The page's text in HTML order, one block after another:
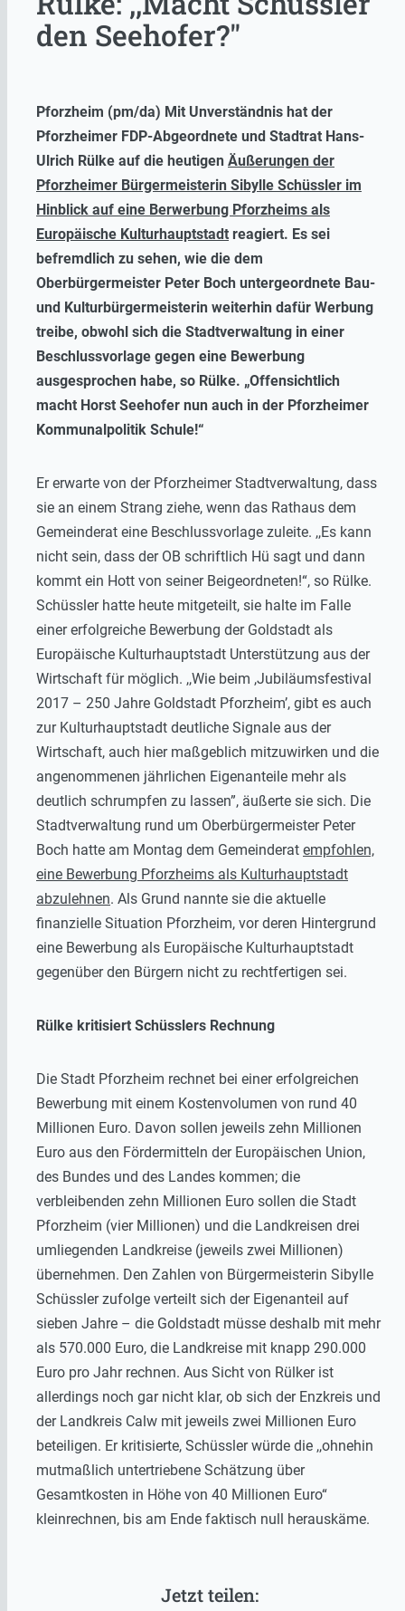
den Seehofer?"
Pforzheim (pm/da) Mit Unverständnis hat der
Pforzheimer FDP-Abgeordnete und Stadtrat Hans-
Ulrich Rülke auf die heutigen Äußerungen der
Pforzheimer Bürgermeisterin Sibylle Schüssler im
Hinblick auf eine Berwerbung Pforzheims als
Europäische Kulturhauptstadt reagiert. Es sei
befremdlich zu sehen, wie die dem
Oberbürgermeister Peter Boch untergeordnete Bau-
und Kulturbürgermeisterin weiterhin dafür Werbung
treibe, obwohl sich die Stadtverwaltung in einer
Beschlussvorlage gegen eine Bewerbung
ausgesprochen habe, so Rülke. „Offensichtlich
macht Horst Seehofer nun auch in der Pforzheimer
Kommunalpolitik Schule!“
Er erwarte von der Pforzheimer Stadtverwaltung, dass
sie an einem Strang ziehe, wenn das Rathaus dem
Gemeinderat eine Beschlussvorlage zuleite. ,,Es kann
nicht sein, dass der OB schriftlich Hü sagt und dann
kommt ein Hott von seiner Beigeordneten!“, so Rülke.
Schüssler hatte heute mitgeteilt, sie halte im Falle
einer erfolgreiche Bewerbung der Goldstadt als
Europäische Kulturhauptstadt Unterstützung aus der
Wirtschaft für möglich. ,,Wie beim ,Jubiläumsfestival
2017 – 250 Jahre Goldstadt Pforzheim’, gibt es auch
zur Kulturhauptstadt deutliche Signale aus der
Wirtschaft, auch hier maßgeblich mitzuwirken und die
angenommenen jährlichen Eigenanteile mehr als
deutlich schrumpfen zu lassen”, äußerte sie sich. Die
Stadtverwaltung rund um Oberbürgermeister Peter
Boch hatte am Montag dem Gemeinderat empfohlen,
eine Bewerbung Pforzheims als Kulturhauptstadt
abzulehnen. Als Grund nannte sie die aktuelle
finanzielle Situation Pforzheim, vor deren Hintergrund
eine Bewerbung als Europäische Kulturhauptstadt
gegenüber den Bürgern nicht zu rechtfertigen sei.
Rülke kritisiert Schüsslers Rechnung
Die Stadt Pforzheim rechnet bei einer erfolgreichen
Bewerbung mit einem Kostenvolumen von rund 40
Millionen Euro. Davon sollen jeweils zehn Millionen
Euro aus den Fördermitteln der Europäischen Union,
des Bundes und des Landes kommen; die
verbleibenden zehn Millionen Euro sollen die Stadt
Pforzheim (vier Millionen) und die Landkreisen drei
umliegenden Landkreise (jeweils zwei Millionen)
übernehmen. Den Zahlen von Bürgermeisterin Sibylle
Schüssler zufolge verteilt sich der Eigenanteil auf
sieben Jahre – die Goldstadt müsse deshalb mit mehr
als 570.000 Euro, die Landkreise mit knapp 290.000
Euro pro Jahr rechnen. Aus Sicht von Rülker ist
allerdings noch gar nicht klar, ob sich der Enzkreis und
der Landkreis Calw mit jeweils zwei Millionen Euro
beteiligen. Er kritisierte, Schüssler würde die ,,ohnehin
mutmaßlich untertriebene Schätzung über
Gesamtkosten in Höhe von 40 Millionen Euro“
kleinrechnen, bis am Ende faktisch null herauskäme.